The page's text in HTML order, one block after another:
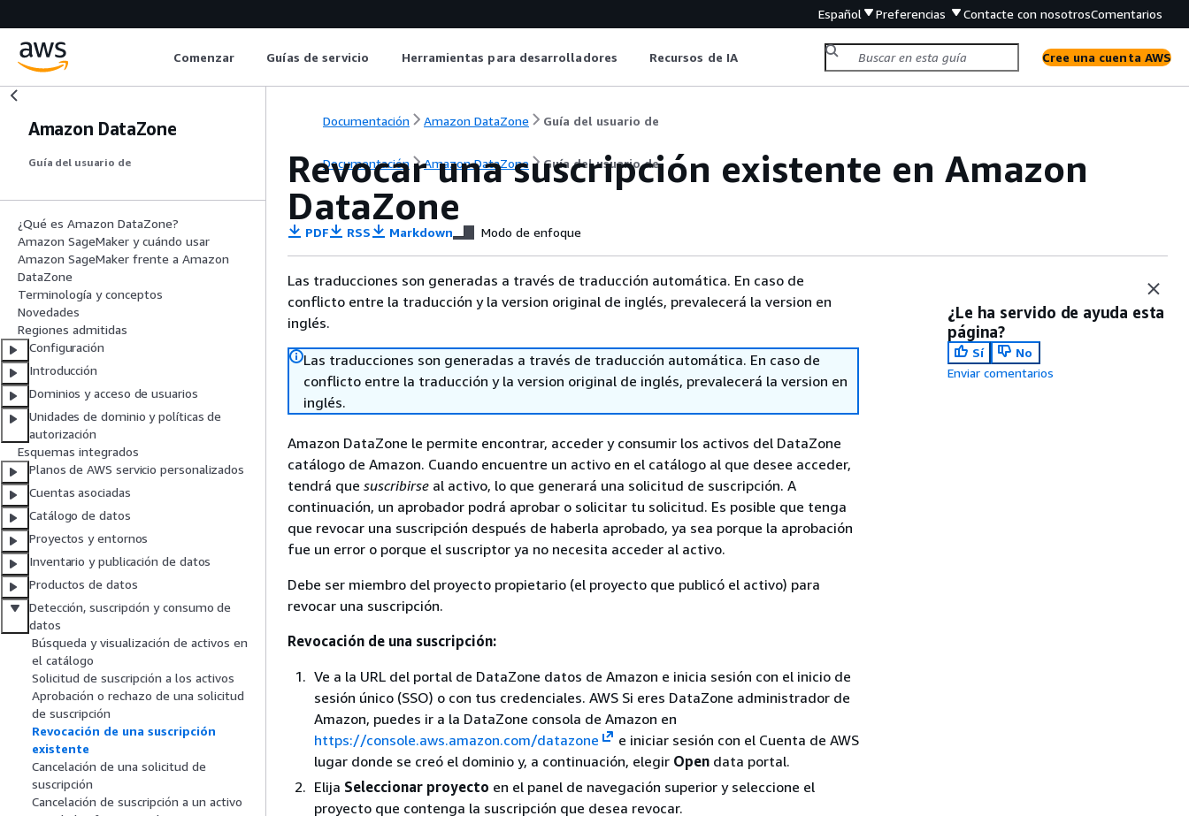
Español Preferencias Contacte con nosotrosComentarios
Comenzar Guías de servicio Herramientas para desarrolladores Recursos de IA Cree una cuenta AWS
Amazon DataZone
Guía del usuario de
¿Qué es Amazon DataZone?
Amazon SageMaker y cuándo usar
Amazon SageMaker frente a Amazon
DataZone
Terminología y conceptos
Novedades
Regiones admitidas
Configuración
Introducción
Dominios y acceso de usuarios
Unidades de dominio y políticas de
autorización
Esquemas integrados
Planos de AWS servicio personalizados
Cuentas asociadas
Catálogo de datos
Proyectos y entornos
Inventario y publicación de datos
Productos de datos
Detección, suscripción y consumo de
datos
Búsqueda y visualización de activos en
el catálogo
Solicitud de suscripción a los activos
Aprobación o rechazo de una solicitud
de suscripción
Revocación de una suscripción
existente
Cancelación de una solicitud de
suscripción
Cancelación de suscripción a un activo
Documentación Amazon DataZone Guía del usuario de
Documentación Amazon DataZone Guía del usuario de
Revocar una suscripción existente en Amazon
DataZone
PDF RSS Markdown Modo de enfoque
Las traducciones son generadas a través de traducción automática. En caso de
conflicto entre la traducción y la version original de inglés, prevalecerá la version en
inglés.
Las traducciones son generadas a través de traducción automática. En caso de
conflicto entre la traducción y la version original de inglés, prevalecerá la version en
inglés.
Amazon DataZone le permite encontrar, acceder y consumir los activos del DataZone
catálogo de Amazon. Cuando encuentre un activo en el catálogo al que desee acceder,
tendrá que suscribirse al activo, lo que generará una solicitud de suscripción. A
continuación, un aprobador podrá aprobar o solicitar tu solicitud. Es posible que tenga
que revocar una suscripción después de haberla aprobado, ya sea porque la aprobación
fue un error o porque el suscriptor ya no necesita acceder al activo.
Debe ser miembro del proyecto propietario (el proyecto que publicó el activo) para
revocar una suscripción.
Revocación de una suscripción:
Ve a la URL del portal de DataZone datos de Amazon e inicia sesión con el inicio de
sesión único (SSO) o con tus credenciales. AWS Si eres DataZone administrador de
Amazon, puedes ir a la DataZone consola de Amazon en
https://console.aws.amazon.com/datazone
e iniciar sesión con el Cuenta de AWS
lugar donde se creó el dominio y, a continuación, elegir Open data portal.
Elija Seleccionar proyecto en el panel de navegación superior y seleccione el
proyecto que contenga la suscripción que desea revocar.
¿Le ha servido de ayuda esta
página?
Sí
No
Enviar comentarios